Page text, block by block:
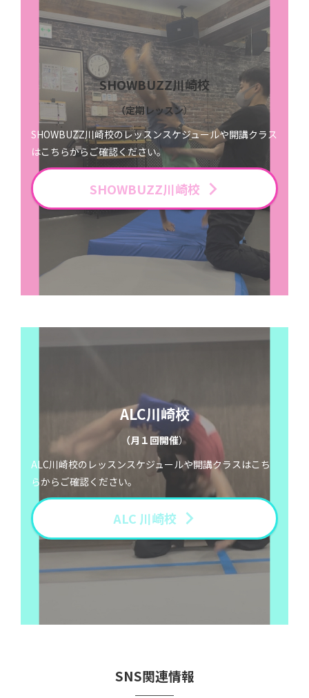
SHOWBUZZ川崎校
（定期レッスン）
SHOWBUZZ川崎校のレッスンスケジュールや開講クラス
はこちらからご確認ください。
SHOWBUZZ川崎校
ALC川崎校
（月１回開催）
ALC川崎校のレッスンスケジュールや開講クラスはこち
らからご確認ください。
ALC 川崎校
SNS関連情報